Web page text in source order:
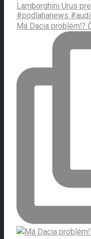
Má Dacia problém⁉️